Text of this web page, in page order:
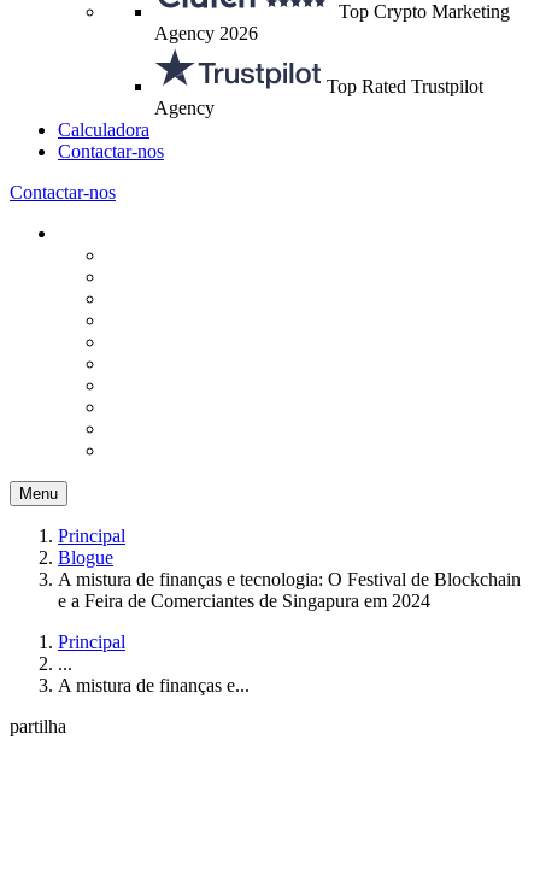
Top Crypto Marketing
Agency 2026
Top Rated Trustpilot
Agency
Calculadora
Contactar-nos
Contactar-nos
Menu
Principal
Blogue
A mistura de finanças e tecnologia: O Festival de Blockchain
e a Feira de Comerciantes de Singapura em 2024
Principal
...
A mistura de finanças e...
partilha